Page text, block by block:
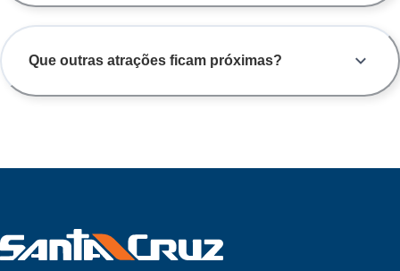
Que outras atrações ficam próximas?